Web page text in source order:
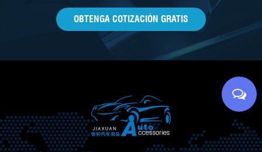
OBTENGA COTIZACIÓN GRATIS